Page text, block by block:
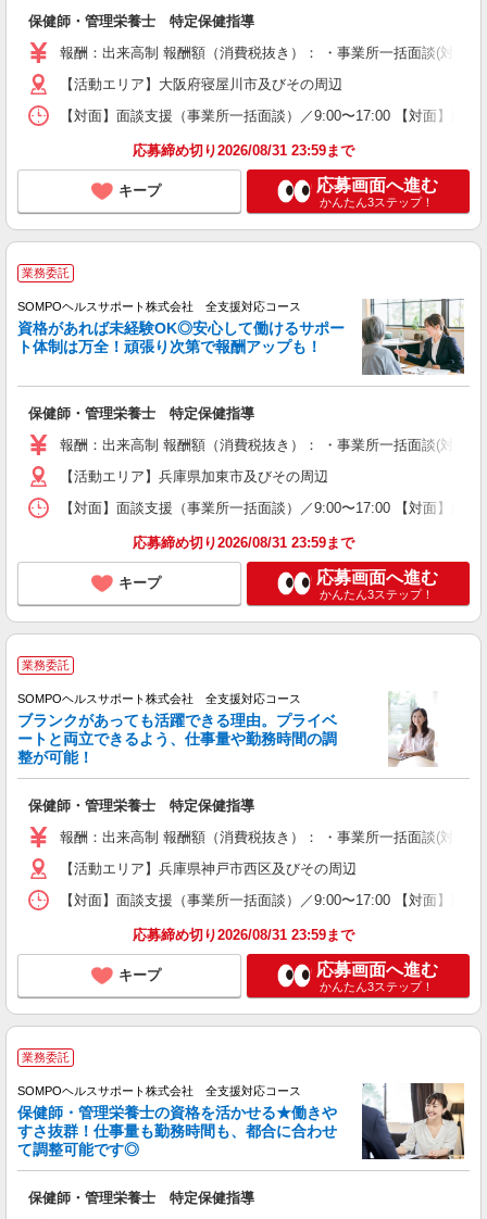
保健師・管理栄養士 特定保健指導
報酬：出来高制 報酬額（消費税抜き）： ・事業所一括面談(対
【活動エリア】大阪府寝屋川市及びその周辺
【対面】面談支援（事業所一括面談）／9:00〜17:00 【対面】面
応募締め切り2026/08/31 23:59まで
キープ 応募画面へ進む
かんたん3ステップ！
業務委託
SOMPOヘルスサポート株式会社 全支援対応コース
資格があれば未経験OK◎安心して働けるサポー
ト体制は万全！頑張り次第で報酬アップも！
保健師・管理栄養士 特定保健指導
報酬：出来高制 報酬額（消費税抜き）： ・事業所一括面談(対
【活動エリア】兵庫県加東市及びその周辺
【対面】面談支援（事業所一括面談）／9:00〜17:00 【対面】面
応募締め切り2026/08/31 23:59まで
キープ 応募画面へ進む
かんたん3ステップ！
業務委託
SOMPOヘルスサポート株式会社 全支援対応コース
ブランクがあっても活躍できる理由。プライベ
ートと両立できるよう、仕事量や勤務時間の調
整が可能！
保健師・管理栄養士 特定保健指導
報酬：出来高制 報酬額（消費税抜き）： ・事業所一括面談(対
【活動エリア】兵庫県神戸市西区及びその周辺
【対面】面談支援（事業所一括面談）／9:00〜17:00 【対面】面
応募締め切り2026/08/31 23:59まで
キープ 応募画面へ進む
かんたん3ステップ！
業務委託
SOMPOヘルスサポート株式会社 全支援対応コース
保健師・管理栄養士の資格を活かせる★働きや
すさ抜群！仕事量も勤務時間も、都合に合わせ
て調整可能です◎
保健師・管理栄養士 特定保健指導